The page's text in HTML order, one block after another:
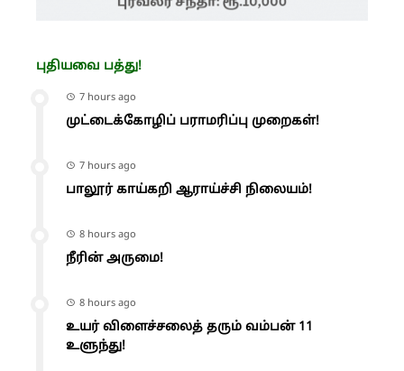
புதியவை பத்து!
7 hours ago
முட்டைக்கோழிப் பராமரிப்பு முறைகள்!
7 hours ago
பாலூர் காய்கறி ஆராய்ச்சி நிலையம்!
8 hours ago
நீரின் அருமை!
8 hours ago
உயர் விளைச்சலைத் தரும் வம்பன் 11
உளுந்து!